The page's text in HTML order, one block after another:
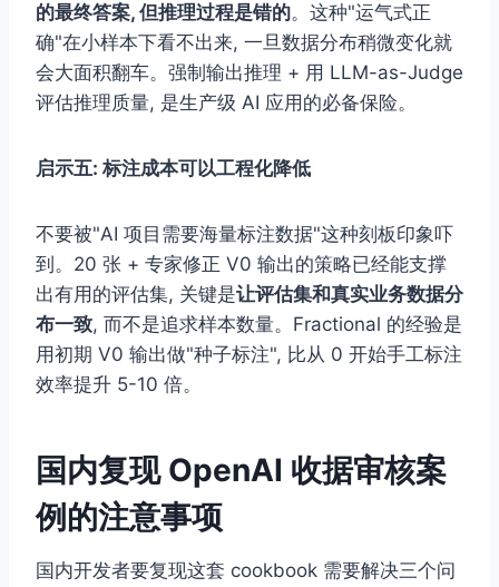
的最终答案, 但推理过程是错的。这种"运气式正
确"在小样本下看不出来, 一旦数据分布稍微变化就
会大面积翻车。强制输出推理 + 用 LLM-as-Judge
评估推理质量, 是生产级 AI 应用的必备保险。
启示五: 标注成本可以工程化降低
不要被"AI 项目需要海量标注数据"这种刻板印象吓
到。20 张 + 专家修正 V0 输出的策略已经能支撑
出有用的评估集, 关键是让评估集和真实业务数据分
布一致, 而不是追求样本数量。Fractional 的经验是
用初期 V0 输出做"种子标注", 比从 0 开始手工标注
效率提升 5-10 倍。
国内复现 OpenAI 收据审核案
例的注意事项
国内开发者要复现这套 cookbook 需要解决三个问